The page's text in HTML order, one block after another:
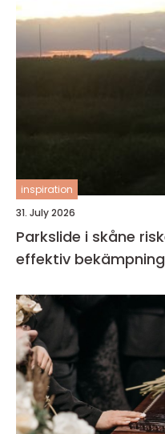
inspiration
31. July 2026
Parkslide i skåne risker, lagstiftning och
effektiv bekämpning